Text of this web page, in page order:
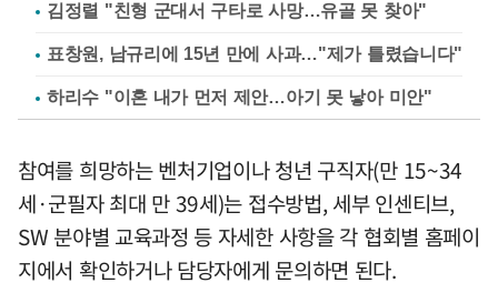
김정렬 "친형 군대서 구타로 사망…유골 못 찾아"
표창원, 남규리에 15년 만에 사과…"제가 틀렸습니다"
하리수 "이혼 내가 먼저 제안…아기 못 낳아 미안"
참여를 희망하는 벤처기업이나 청년 구직자(만 15~34
세·군필자 최대 만 39세)는 접수방법, 세부 인센티브,
SW 분야별 교육과정 등 자세한 사항을 각 협회별 홈페이
지에서 확인하거나 담당자에게 문의하면 된다.